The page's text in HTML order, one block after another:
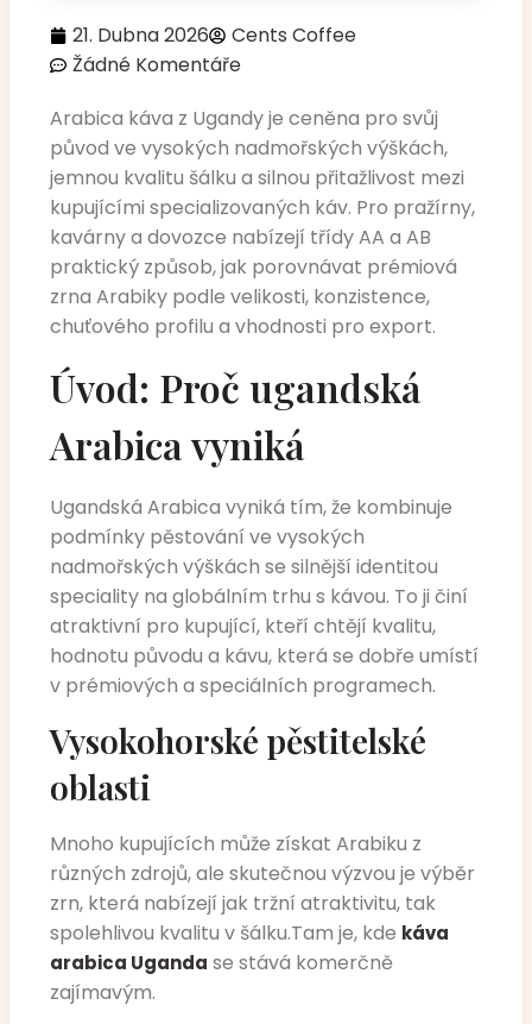
21. Dubna 2026
Cents Coffee
Žádné Komentáře
Arabica káva z Ugandy je ceněna pro svůj
původ ve vysokých nadmořských výškách,
jemnou kvalitu šálku a silnou přitažlivost mezi
kupujícími specializovaných káv. Pro pražírny,
kavárny a dovozce nabízejí třídy AA a AB
praktický způsob, jak porovnávat prémiová
zrna Arabiky podle velikosti, konzistence,
chuťového profilu a vhodnosti pro export.
Úvod: Proč ugandská
Arabica vyniká
Ugandská Arabica vyniká tím, že kombinuje
podmínky pěstování ve vysokých
nadmořských výškách se silnější identitou
speciality na globálním trhu s kávou. To ji činí
atraktivní pro kupující, kteří chtějí kvalitu,
hodnotu původu a kávu, která se dobře umístí
v prémiových a speciálních programech.
Vysokohorské pěstitelské
oblasti
Mnoho kupujících může získat Arabiku z
různých zdrojů, ale skutečnou výzvou je výběr
zrn, která nabízejí jak tržní atraktivitu, tak
spolehlivou kvalitu v šálku.Tam je, kde káva
arabica Uganda se stává komerčně
zajímavým.